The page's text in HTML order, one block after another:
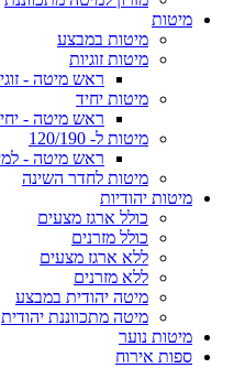
מיטות
מיטות במבצע
מיטות זוגיות
ראש מיטה - זוגי
מיטות יחיד
ראש מיטה -
מיטות ל- 120/190
ראש מיטה -
מיטות לחדר השינה
מיטות יהודיות
כולל ארגז מצעים
כולל מזרנים
ללא ארגז מצעים
ללא מזרנים
מיטה יהודית במבצע
מיטה מתכווננת יהודית
מיטות נוער
ספות אירוח